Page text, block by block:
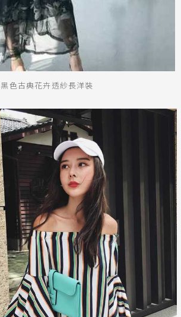
黑色古典花卉透紗長洋裝